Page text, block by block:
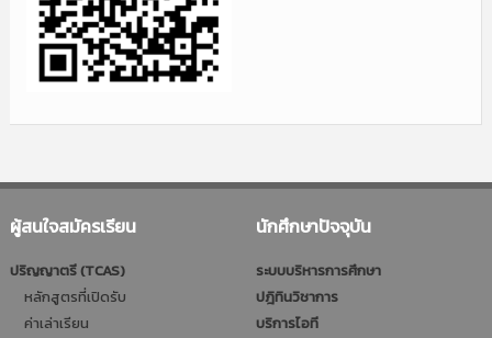
ผู้สนใจสมัครเรียน
ปริญญาตรี (TCAS)
หลักสูตรที่เปิดรับ
ค่าเล่าเรียน
นักศึกษาปัจจุบัน
ระบบบริหารการศึกษา
ปฎิทินวิชาการ
บริการไอที